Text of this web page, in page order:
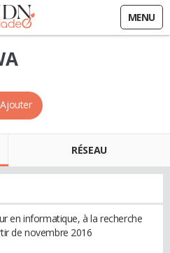
MENU
Ajouter
RÉSEAU
en informatique, à la recherche
de novembre 2016